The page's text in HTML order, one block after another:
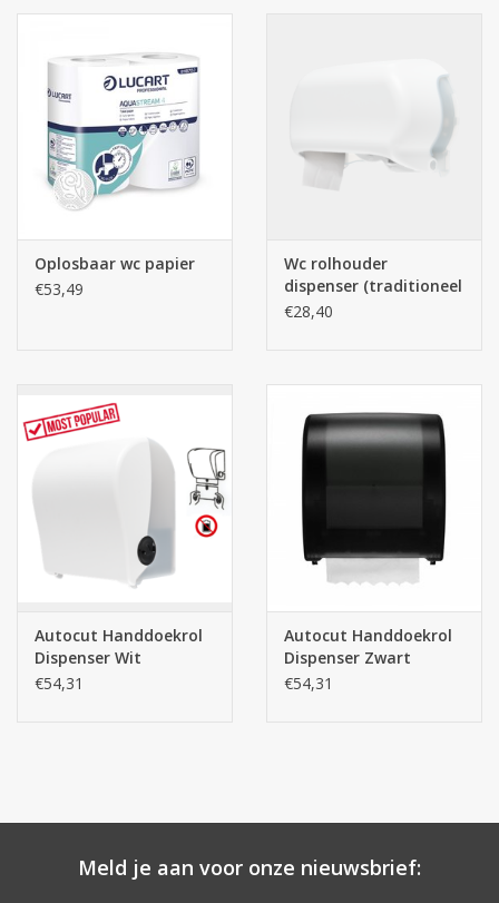
Oplosbaar wc papier
€53,49
Wc rolhouder
dispenser (traditioneel
wc papier) - Wit
€28,40
Autocut Handdoekrol
Dispenser Wit
€54,31
Autocut Handdoekrol
Dispenser Zwart
€54,31
Meld je aan voor onze nieuwsbrief: